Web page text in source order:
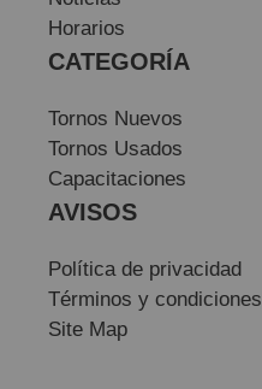
Horarios
CATEGORÍA
Tornos Nuevos
Tornos Usados
Capacitaciones
AVISOS
Política de privacidad
Términos y condiciones
Site Map